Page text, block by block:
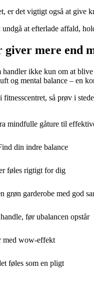
er det vigtigt også at give
at efterlade affald,
mere end
ikke kun om at
og mental balance – en
så prøv i
mindfulle gåture til
din indre balance
føles rigtigt for dig
grøn garderobe med god
før ubalancen opstår
med wow-effekt
føles som en pligt